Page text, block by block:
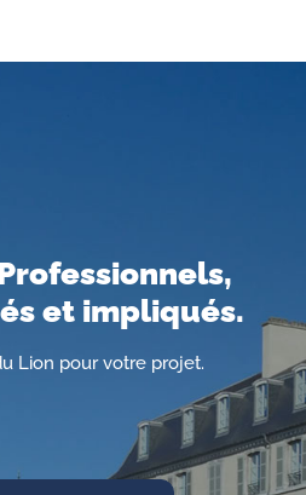
et impliqués.
Lion pour votre projet.